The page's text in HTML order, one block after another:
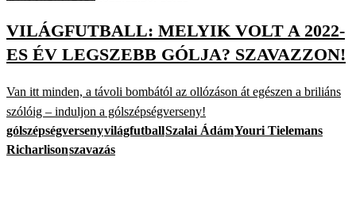
VILÁGFUTBALL: MELYIK VOLT A 2022-
ES ÉV LEGSZEBB GÓLJA? SZAVAZZON!
Van itt minden, a távoli bombától az ollózáson át egészen a briliáns
szólóig – induljon a gólszépségverseny!
gólszépségversenyvilágfutballSzalai ÁdámYouri Tielemans
Richarlisonszavazás